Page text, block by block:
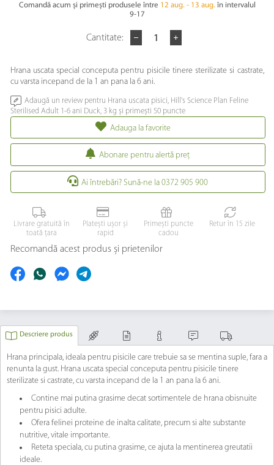
Comandă acum și primești produsele între 12 aug. - 13 aug. în intervalul
9-17
Cantitate:
Hrana uscata special conceputa pentru pisicile tinere sterilizate si castrate,
cu varsta incepand de la 1 an pana la 6 ani.
Adaugă un review pentru Hrana uscata pisici, Hill's Science Plan Feline
Sterilised Adult 1-6 ani Duck, 3 kg și primești 50 puncte
Adauga la favorite
Abonare pentru alertă preţ
Ai întrebări? Sună-ne la 0372 905 900
Livrare gratuită în
toată țara
Platești ușor și
rapid
Primești puncte
cadou
Retur în 15 zile
Recomandă acest produs și prietenilor
Descriere produs
Hrana principala, ideala pentru pisicile care trebuie sa se mentina suple, fara a
renunta la gust. Hrana uscata special conceputa pentru pisicile tinere
sterilizate si castrate, cu varsta incepand de la 1 an pana la 6 ani.
Contine mai putina grasime decat sortimentele de hrana obisnuite
pentru pisici adulte.
Ofera felinei proteine de inalta calitate, precum si alte substante
nutritive, vitale importante.
Reteta speciala, cu putina grasime, ce ajuta la mentinerea greutatii
ideale.